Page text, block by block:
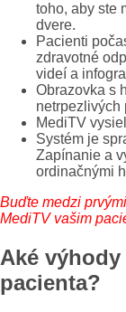
toho, aby ste
dvere.
Pacienti
zdravotné
videí a
Obrazovka s
netrpezlivých
MediTV
Systém je
Zapínanie a
ordinačnými
Buďte medzi
MediTV vašim
Aké
pacienta?